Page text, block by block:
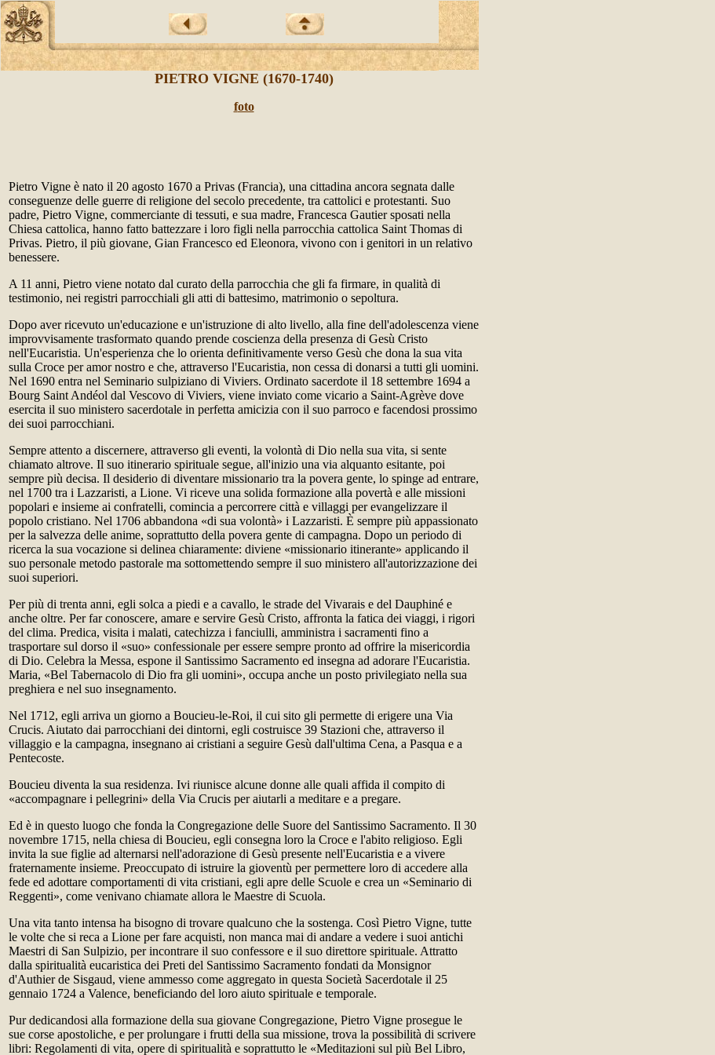
PIETRO VIGNE (1670-1740)
foto
Pietro Vigne è nato il 20 agosto 1670 a Privas (Francia), una cittadina ancora segnata dalle
conseguenze delle guerre di religione del secolo precedente, tra cattolici e protestanti. Suo
padre, Pietro Vigne, commerciante di tessuti, e sua madre, Francesca Gautier sposati nella
Chiesa cattolica, hanno fatto battezzare i loro figli nella parrocchia cattolica Saint Thomas di
Privas. Pietro, il più giovane, Gian Francesco ed Eleonora, vivono con i genitori in un relativo
benessere.
A 11 anni, Pietro viene notato dal curato della parrocchia che gli fa firmare, in qualità di
testimonio, nei registri parrocchiali gli atti di battesimo, matrimonio o sepoltura.
Dopo aver ricevuto un'educazione e un'istruzione di alto livello, alla fine dell'adolescenza viene
improvvisamente trasformato quando prende coscienza della presenza di Gesù Cristo
nell'Eucaristia. Un'esperienza che lo orienta definitivamente verso Gesù che dona la sua vita
sulla Croce per amor nostro e che, attraverso l'Eucaristia, non cessa di donarsi a tutti gli uomini.
Nel 1690 entra nel Seminario sulpiziano di Viviers. Ordinato sacerdote il 18 settembre 1694 a
Bourg Saint Andéol dal Vescovo di Viviers, viene inviato come vicario a Saint-Agrève dove
esercita il suo ministero sacerdotale in perfetta amicizia con il suo parroco e facendosi prossimo
dei suoi parrocchiani.
Sempre attento a discernere, attraverso gli eventi, la volontà di Dio nella sua vita, si sente
chiamato altrove. Il suo itinerario spirituale segue, all'inizio una via alquanto esitante, poi
sempre più decisa. Il desiderio di diventare missionario tra la povera gente, lo spinge ad entrare,
nel 1700 tra i Lazzaristi, a Lione. Vi riceve una solida formazione alla povertà e alle missioni
popolari e insieme ai confratelli, comincia a percorrere città e villaggi per evangelizzare il
popolo cristiano. Nel 1706 abbandona «di sua volontà» i Lazzaristi. È sempre più appassionato
per la salvezza delle anime, soprattutto della povera gente di campagna. Dopo un periodo di
ricerca la sua vocazione si delinea chiaramente: diviene «missionario itinerante» applicando il
suo personale metodo pastorale ma sottomettendo sempre il suo ministero all'autorizzazione dei
suoi superiori.
Per più di trenta anni, egli solca a piedi e a cavallo, le strade del Vivarais e del Dauphiné e
anche oltre. Per far conoscere, amare e servire Gesù Cristo, affronta la fatica dei viaggi, i rigori
del clima. Predica, visita i malati, catechizza i fanciulli, amministra i sacramenti fino a
trasportare sul dorso il «suo» confessionale per essere sempre pronto ad offrire la misericordia
di Dio. Celebra la Messa, espone il Santissimo Sacramento ed insegna ad adorare l'Eucaristia.
Maria, «Bel Tabernacolo di Dio fra gli uomini», occupa anche un posto privilegiato nella sua
preghiera e nel suo insegnamento.
Nel 1712, egli arriva un giorno a Boucieu-le-Roi, il cui sito gli permette di erigere una Via
Crucis. Aiutato dai parrocchiani dei dintorni, egli costruisce 39 Stazioni che, attraverso il
villaggio e la campagna, insegnano ai cristiani a seguire Gesù dall'ultima Cena, a Pasqua e a
Pentecoste.
Boucieu diventa la sua residenza. Ivi riunisce alcune donne alle quali affida il compito di
«accompagnare i pellegrini» della Via Crucis per aiutarli a meditare e a pregare.
Ed è in questo luogo che fonda la Congregazione delle Suore del Santissimo Sacramento. Il 30
novembre 1715, nella chiesa di Boucieu, egli consegna loro la Croce e l'abito religioso. Egli
invita la sue figlie ad alternarsi nell'adorazione di Gesù presente nell'Eucaristia e a vivere
fraternamente insieme. Preoccupato di istruire la gioventù per permettere loro di accedere alla
fede ed adottare comportamenti di vita cristiani, egli apre delle Scuole e crea un «Seminario di
Reggenti», come venivano chiamate allora le Maestre di Scuola.
Una vita tanto intensa ha bisogno di trovare qualcuno che la sostenga. Così Pietro Vigne, tutte
le volte che si reca a Lione per fare acquisti, non manca mai di andare a vedere i suoi antichi
Maestri di San Sulpizio, per incontrare il suo confessore e il suo direttore spirituale. Attratto
dalla spiritualità eucaristica dei Preti del Santissimo Sacramento fondati da Monsignor
d'Authier de Sisgaud, viene ammesso come aggregato in questa Società Sacerdotale il 25
gennaio 1724 a Valence, beneficiando del loro aiuto spirituale e temporale.
Pur dedicandosi alla formazione della sua giovane Congregazione, Pietro Vigne prosegue le
sue corse apostoliche, e per prolungare i frutti della sua missione, trova la possibilità di scrivere
libri: Regolamenti di vita, opere di spiritualità e soprattutto le «Meditazioni sul più Bel Libro,